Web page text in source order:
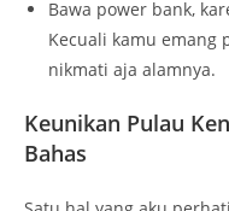
Kenawa berubah warna
dia hijau segar kayak
kemarau, warnanya
keren, tinggal kamu
Oh ya, meskipun pulau
juga lho. Tapi tenang,